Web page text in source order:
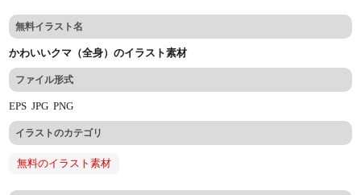
無料イラスト名
かわいいクマ（全身）のイラスト素材
ファイル形式
EPSJPGPNG
イラストのカテゴリ
無料のイラスト素材